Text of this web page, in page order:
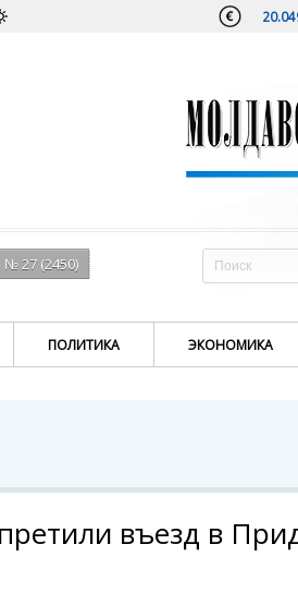
27 (2450)
ПОЛИТИКА ЭКОНОМИКА
въезд в